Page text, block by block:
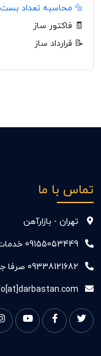
🔩 محاسبه تعداد بست
🧾 فاکتور ساز
📝 قرارداد ساز
تماس با ما
تهران - بازارآهن
09155053449 خدمات داربست فقط مشهد
09338121682 صرفا جهت پشتیبانی سایت